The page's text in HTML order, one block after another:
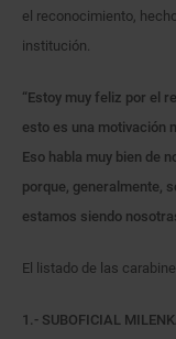
el reconocimiento,
institución.
“Estoy muy feliz por el
esto es una motivación
Eso habla muy bien de
porque, generalmente,
estamos siendo
El listado de las
1.- SUBOFICIAL